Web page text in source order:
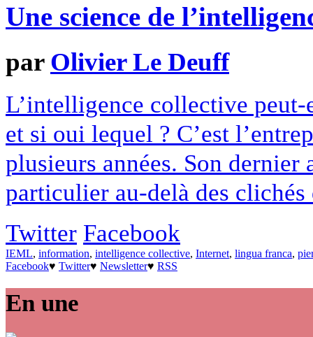
Une science de
par Olivier Le Deuff
L’intelligence collective
et si oui lequel ? C’est
plusieurs années. Son
particulier au-delà des
Twitter Facebook
IEML, information, intelligence collective, Internet, lingua franca,
Facebook♥ Twitter♥ Newsletter♥ RSS
En une